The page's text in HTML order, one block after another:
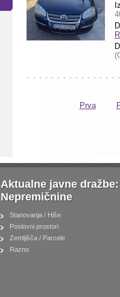
Prva
Aktualne javne dražbe:
Nepremičnine
Stanovanja / Hiše
Poslovni prostori
Zemljišča / Parcele
Razno